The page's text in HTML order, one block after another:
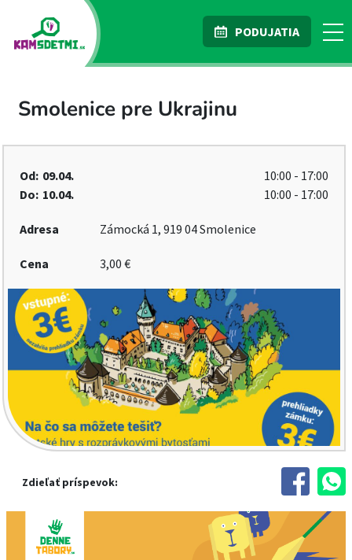
PODUJATIA
Smolenice pre Ukrajinu
Od: 09.04.
10:00 - 17:00
Do: 10.04. 10:00 - 17:00
Adresa Zámocká 1, 919 04 Smolenice
Cena 3,00 €
Zdieľať príspevok: